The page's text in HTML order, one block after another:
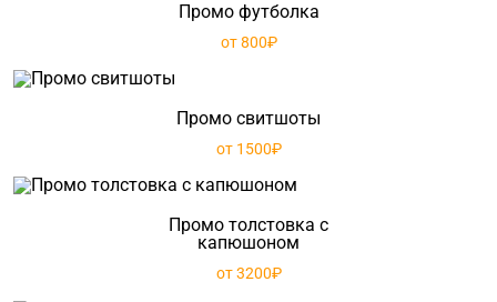
Промо футболка
от 800₽
Промо свитшоты
от 1500₽
Промо толстовка с
капюшоном
от 3200₽